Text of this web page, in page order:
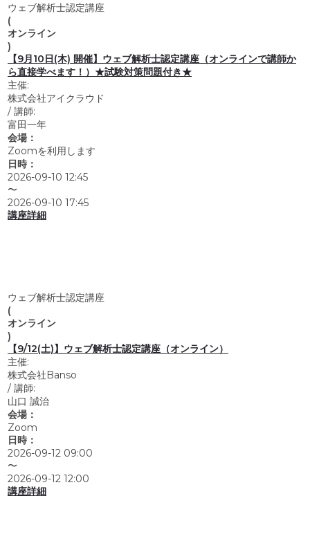
ウェブ解析士認定講座
(
オンライン
)
【9月10日(木) 開催】ウェブ解析士認定講座（オンラインで講師か
ら直接学べます！）★試験対策問題付き★
主催:
株式会社アイクラウド
/ 講師:
富田一年
会場：
Zoomを利用します
日時：
2026-09-10 12:45
〜
2026-09-10 17:45
講座詳細
ウェブ解析士認定講座
(
オンライン
)
【9/12(土)】ウェブ解析士認定講座（オンライン）
主催:
株式会社Banso
/ 講師:
山口 誠治
会場：
Zoom
日時：
2026-09-12 09:00
〜
2026-09-12 12:00
講座詳細